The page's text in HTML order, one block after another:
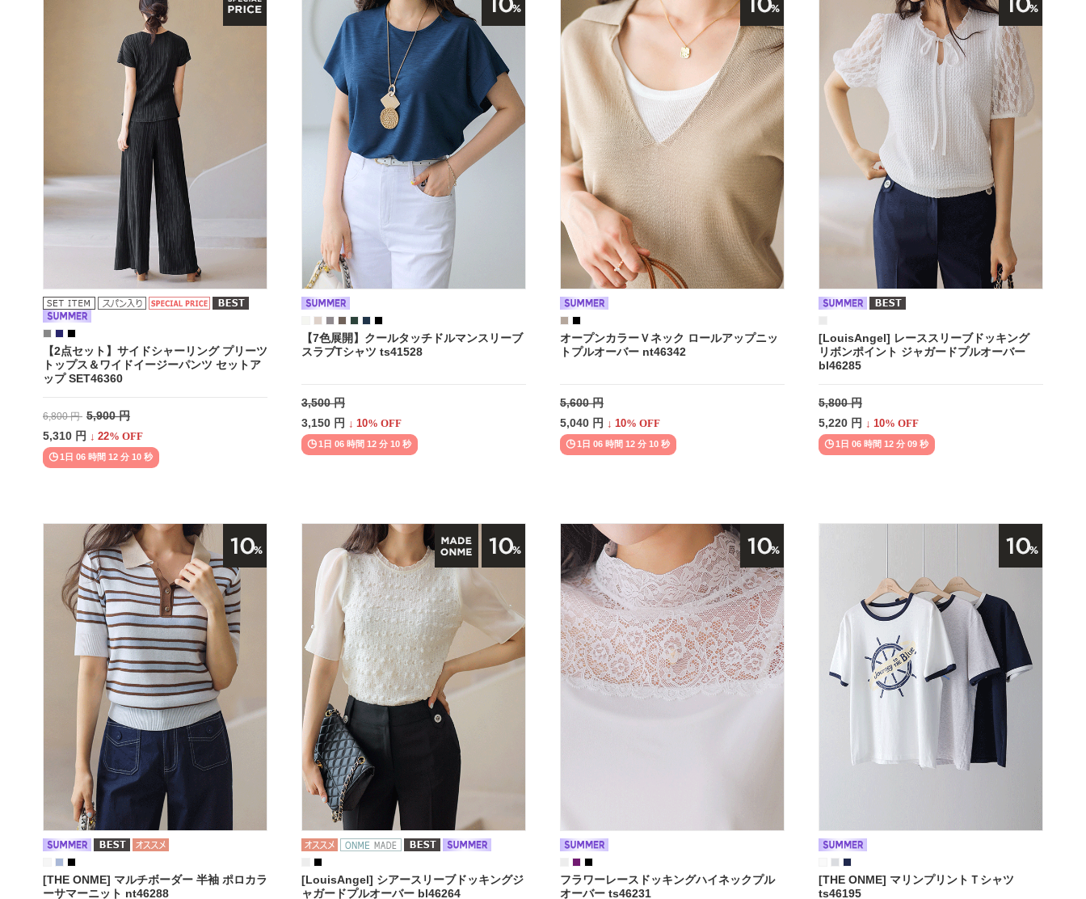
【2点セット】サイドシャーリング プリーツ
トップス＆ワイドイージーパンツ セットア
ップ SET46360
6,800 円 5,900 円
5,310 円 ↓ 22% OFF
1日 06 時間 12 分 08 秒
【7色展開】クールタッチドルマンスリーブ
スラブTシャツ ts41528
3,500 円
3,150 円 ↓ 10% OFF
1日 06 時間 12 分 08 秒
オープンカラーＶネック ロールアップニッ
トプルオーバー nt46342
5,600 円
5,040 円 ↓ 10% OFF
1日 06 時間 12 分 08 秒
[LouisAngel] レーススリーブドッキング
リボンポイント ジャガードプルオーバー
bl46285
5,800 円
5,220 円 ↓ 10% OFF
1日 06 時間 12 分 07 秒
[THE ONME] マルチボーダー 半袖 ポロカラ
ーサマーニット nt46288
[LouisAngel] シアースリーブドッキングジ
ャガードプルオーバー bl46264
フラワーレースドッキングハイネックプル
オーバー ts46231
[THE ONME] マリンプリントＴシャツ
ts46195